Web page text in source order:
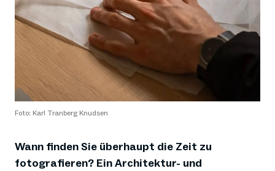
Foto: Karl Tranberg Knudsen
Wann finden Sie überhaupt die Zeit zu
fotografieren? Ein Architektur- und